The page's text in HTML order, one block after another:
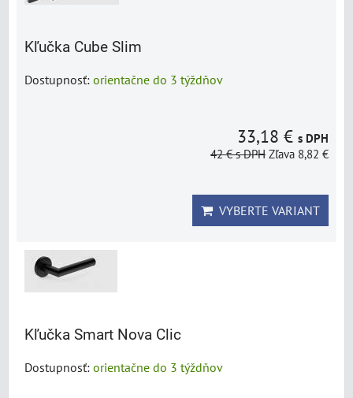
Kľučka Cube Slim
Dostupnosť: orientačne do 3 týždňov
33,18 € s DPH
42 €s DPH Zľava 8,82 €
VYBERTE VARIANT
Kľučka Smart Nova Clic
Dostupnosť: orientačne do 3 týždňov